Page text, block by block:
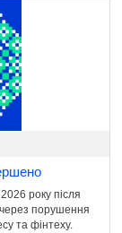
року після
через порушення
та фінтеху.